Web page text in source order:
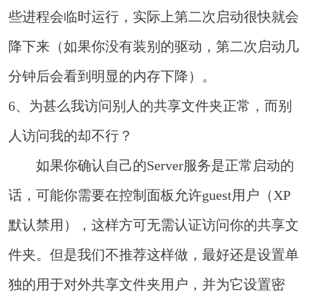
些进程会临时运行，实际上第二次启动很快就会
降下来（如果你没有装别的驱动，第二次启动几
分钟后会看到明显的内存下降）。
6、为甚么我访问别人的共享文件夹正常，而别
人访问我的却不行？
如果你确认自己的Server服务是正常启动的
话，可能你需要在控制面板允许guest用户（XP
默认禁用），这样方可无需认证访问你的共享文
件夹。但是我们不推荐这样做，最好还是设置单
独的用于对外共享文件夹用户，并为它设置密